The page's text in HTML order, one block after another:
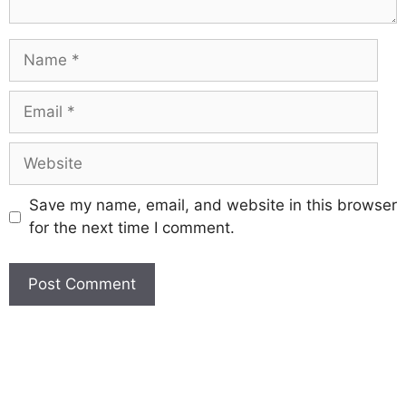
Save my name, email, and website in this browser
for the next time I comment.